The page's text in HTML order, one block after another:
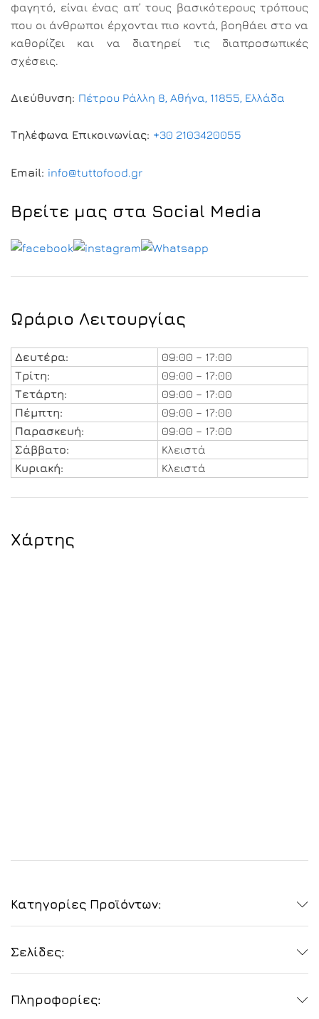
φαγητό, είναι ένας απ’ τους βασικότερους τρόπους
που οι άνθρωποι έρχονται πιο κοντά, βοηθάει στο να
καθορίζει και να διατηρεί τις διαπροσωπικές
σχέσεις.
Διεύθυνση: Πέτρου Ράλλη 8, Αθήνα, 11855, Ελλάδα
Τηλέφωνα Επικοινωνίας: +30 2103420055
Email: info@tuttofood.gr
Βρείτε μας στα Social Media
Ωράριο Λειτουργίας
Δευτέρα:
09:00 – 17:00
Τρίτη:
09:00 – 17:00
Τετάρτη:
09:00 – 17:00
Πέμπτη:
09:00 – 17:00
Παρασκευή:
09:00 – 17:00
Σάββατο:
Κλειστά
Κυριακή:
Κλειστά
Χάρτης
Κατηγορίες Προϊόντων:
Σελίδες:
Πληροφορίες: